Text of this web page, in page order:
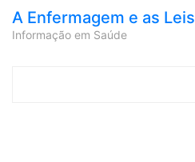
A Enfermagem e as Leis
Informação em Saúde